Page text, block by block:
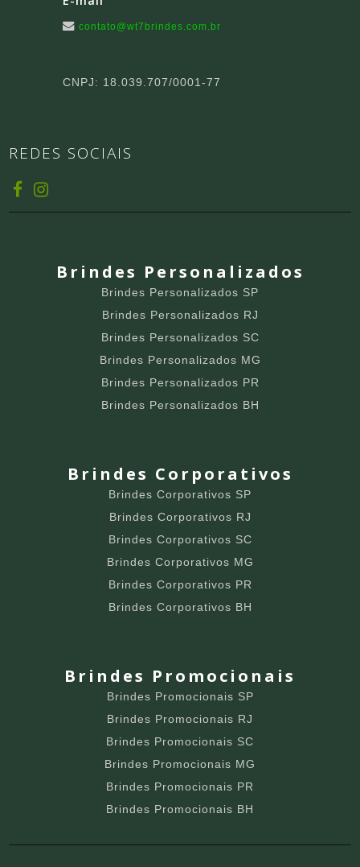
contato@wt7brindes.com.br
CNPJ: 18.039.707/0001-77
REDES SOCIAIS
Brindes Personalizados
Brindes Personalizados SP
Brindes Personalizados RJ
Brindes Personalizados SC
Brindes Personalizados MG
Brindes Personalizados PR
Brindes Personalizados BH
Brindes Corporativos
Brindes Corporativos SP
Brindes Corporativos RJ
Brindes Corporativos SC
Brindes Corporativos MG
Brindes Corporativos PR
Brindes Corporativos BH
Brindes Promocionais
Brindes Promocionais SP
Brindes Promocionais RJ
Brindes Promocionais SC
Brindes Promocionais MG
Brindes Promocionais PR
Brindes Promocionais BH